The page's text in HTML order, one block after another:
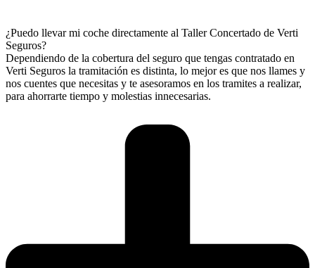
¿Puedo llevar mi coche directamente al Taller Concertado de Verti
Seguros?
Dependiendo de la cobertura del seguro que tengas contratado en
Verti Seguros la tramitación es distinta, lo mejor es que nos llames y
nos cuentes que necesitas y te asesoramos en los tramites a realizar,
para ahorrarte tiempo y molestias innecesarias.